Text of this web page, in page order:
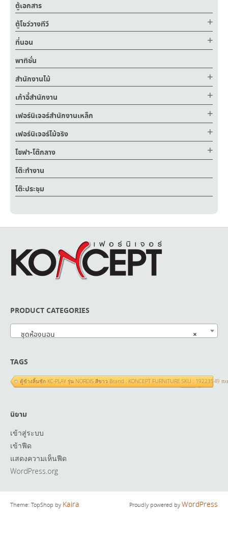
ตู้เอกสาร
ตู้โชว์วางทีวี
ที่นอน
พาทิชั่น
สำนักงานไม้
เก้าอี้สำนักงาน
เฟอร์นิเจอร์สำนักงานเหล็ก
เฟอร์นิเจอร์ไม้จริง
โซฟา-โต๊กลาง
โต๊ะทำงาน
โต๊ะประชุม
PRODUCT CATEGORIES
×
ชุดห้องนอน
TAGS
ตู้ข้างลิ้นชัก KC-PLAY รุ่น NORDIS สีขาว Brand : KONCEPT FURNITURE SKU : 19223549 ก
นิยาม
เข้าสู่ระบบ
เข้าฟีด
แสดงความเห็นฟีด
WordPress.org
Theme: TopShop by Kaira Proudly powered byWordPress